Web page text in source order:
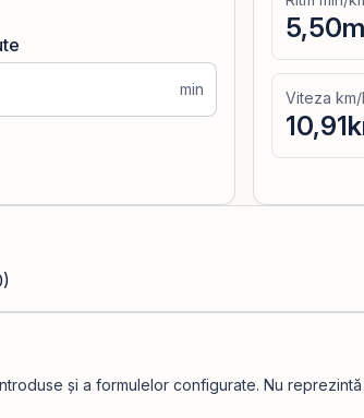
min
5,50
Viteza km/
10,91
și a formulelor configurate. Nu